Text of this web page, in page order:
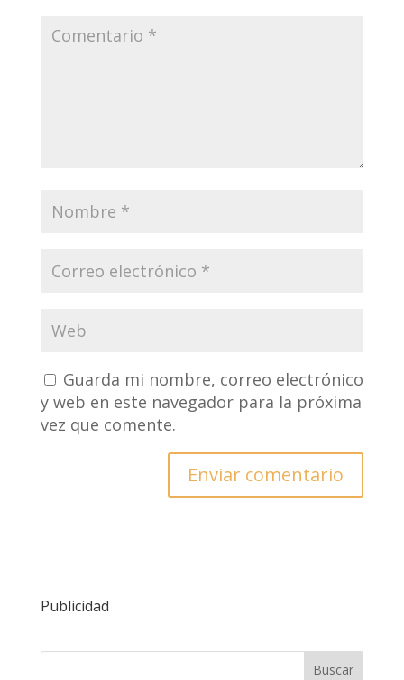
Guarda mi nombre, correo electrónico
y web en este navegador para la próxima
vez que comente.
Publicidad